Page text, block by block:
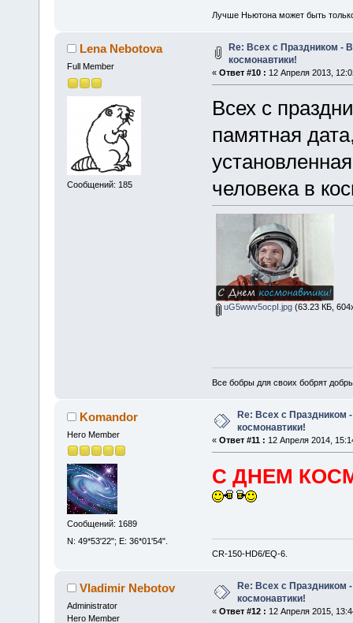
Лучше Ньютона может быть
Lena Nebotova
Full Member
Сообщений: 185
Re: Всех с Праздником -
космонавтики!
« Ответ #10 : 12 Апреля 2013,
Всех с
памятная
человека в
uG5wwv5ocpI.jpg(63.23 КБ,
Все бобры для своих бобрят
Komandor
Hero Member
Сообщений: 1689
N: 49*53'22"; E: 36*01'54".
Re: Всех с
космонавтики!
« Ответ #11 : 12 Апреля 2014,
С ДНЕМ
CR-150-HD6/EQ-6.
Vladimir Nebotov
Administrator
Hero Member
Re: Всех с
космонавтики!
« Ответ #12 : 12 Апреля 2015,